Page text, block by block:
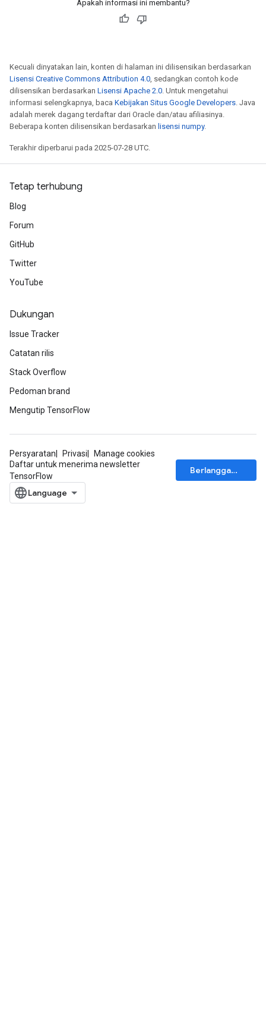
Apakah informasi ini membantu?
Kecuali dinyatakan lain, konten di halaman ini dilisensikan berdasarkan
Lisensi Creative Commons Attribution 4.0, sedangkan contoh kode
dilisensikan berdasarkan Lisensi Apache 2.0. Untuk mengetahui
informasi selengkapnya, baca Kebijakan Situs Google Developers. Java
adalah merek dagang terdaftar dari Oracle dan/atau afiliasinya.
Beberapa konten dilisensikan berdasarkan lisensi numpy.
Terakhir diperbarui pada 2025-07-28 UTC.
Tetap terhubung
Blog
Forum
GitHub
Twitter
YouTube
Dukungan
Issue Tracker
Catatan rilis
Stack Overflow
Pedoman brand
Mengutip TensorFlow
Persyaratan Privasi
Manage cookies
Daftar untuk menerima newsletter
TensorFlow
Berlangganan